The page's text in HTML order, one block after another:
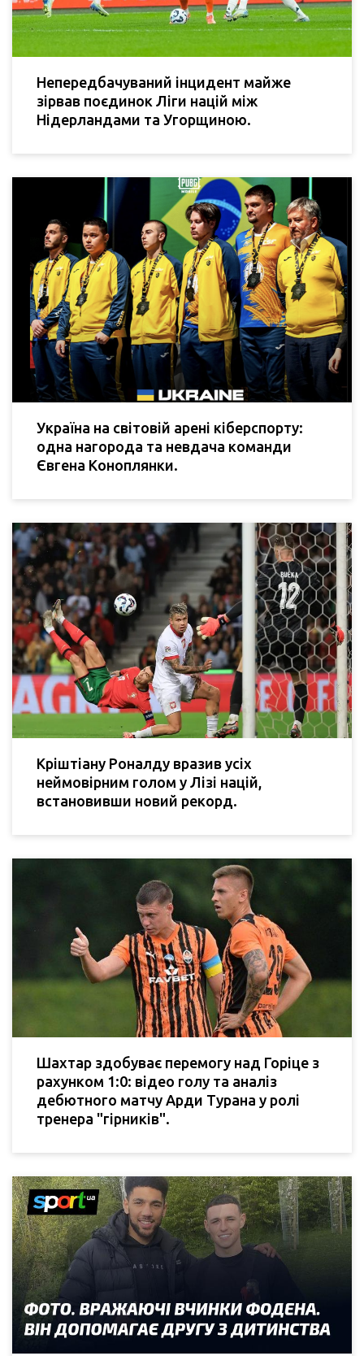
Непередбачуваний інцидент майже
зірвав поєдинок Ліги націй між
Нідерландами та Угорщиною.
Україна на світовій арені кіберспорту:
одна нагорода та невдача команди
Євгена Коноплянки.
Кріштіану Роналду вразив усіх
неймовірним голом у Лізі націй,
встановивши новий рекорд.
Шахтар здобуває перемогу над Горіце з
рахунком 1:0: відео голу та аналіз
дебютного матчу Арди Турана у ролі
тренера "гірників".